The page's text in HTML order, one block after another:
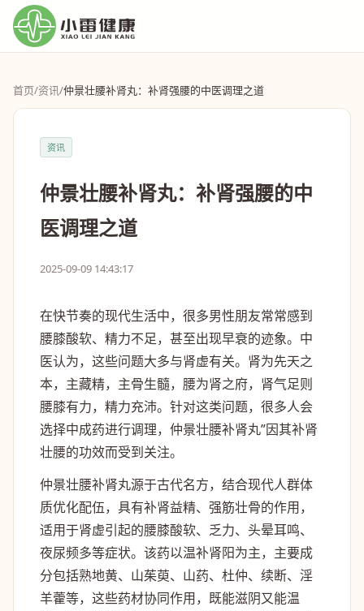
首页/资讯/仲景壮腰补肾丸：补肾强腰的中医调理之道
资讯
仲景壮腰补肾丸：补肾强腰的中
医调理之道
2025-09-09 14:43:17
在快节奏的现代生活中，很多男性朋友常常感到
腰膝酸软、精力不足，甚至出现早衰的迹象。中
医认为，这些问题大多与肾虚有关。肾为先天之
本，主藏精，主骨生髓，腰为肾之府，肾气足则
腰膝有力，精力充沛。针对这类问题，很多人会
选择中成药进行调理，仲景壮腰补肾丸”因其补肾
壮腰的功效而受到关注。
仲景壮腰补肾丸源于古代名方，结合现代人群体
质优化配伍，具有补肾益精、强筋壮骨的作用，
适用于肾虚引起的腰膝酸软、乏力、头晕耳鸣、
夜尿频多等症状。该药以温补肾阳为主，主要成
分包括熟地黄、山茱萸、山药、杜仲、续断、淫
羊藿等，这些药材协同作用，既能滋阴又能温